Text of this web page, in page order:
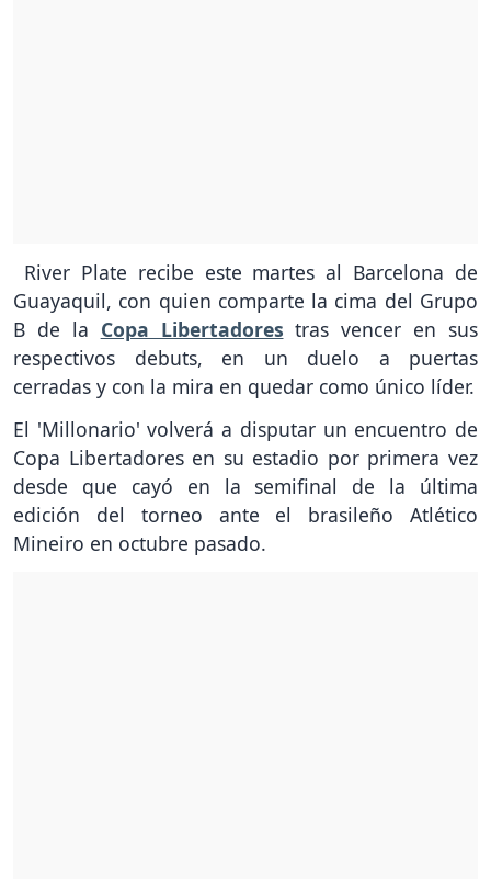
River Plate recibe este martes al Barcelona de
Guayaquil, con quien comparte la cima del Grupo
B de la Copa Libertadores tras vencer en sus
respectivos debuts, en un duelo a puertas
cerradas y con la mira en quedar como único líder.
El 'Millonario' volverá a disputar un encuentro de
Copa Libertadores en su estadio por primera vez
desde que cayó en la semifinal de la última
edición del torneo ante el brasileño Atlético
Mineiro en octubre pasado.